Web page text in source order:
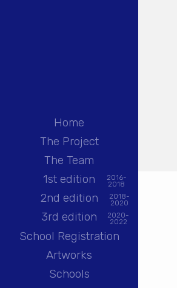
Home
The Project
The Team
1st edition
2016-
2018
2nd edition 2018-
2020
3rd edition 2020-
2022
School Registration
Artworks
Schools